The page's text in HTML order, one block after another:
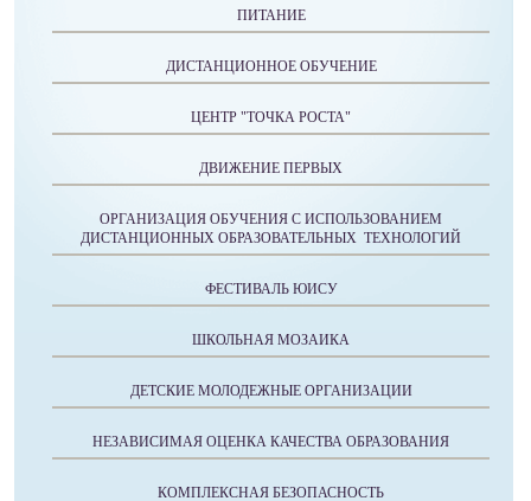
ПИТАНИЕ
ДИСТАНЦИОННОЕ ОБУЧЕНИЕ
ЦЕНТР "ТОЧКА РОСТА"
ДВИЖЕНИЕ ПЕРВЫХ
ОРГАНИЗАЦИЯ ОБУЧЕНИЯ С ИСПОЛЬЗОВАНИЕМ
ДИСТАНЦИОННЫХ ОБРАЗОВАТЕЛЬНЫХ ТЕХНОЛОГИЙ
ФЕСТИВАЛЬ ЮИСУ
ШКОЛЬНАЯ МОЗАИКА
ДЕТСКИЕ МОЛОДЕЖНЫЕ ОРГАНИЗАЦИИ
НЕЗАВИСИМАЯ ОЦЕНКА КАЧЕСТВА ОБРАЗОВАНИЯ
КОМПЛЕКСНАЯ БЕЗОПАСНОСТЬ